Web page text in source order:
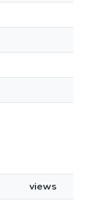
views